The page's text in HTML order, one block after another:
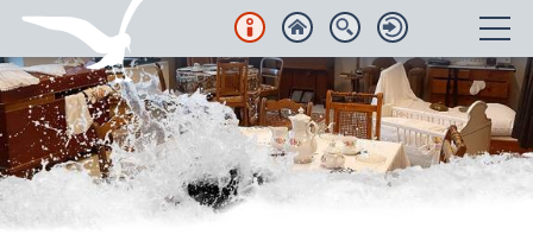
Unterkünfte
Regionales
Urlaubsorte